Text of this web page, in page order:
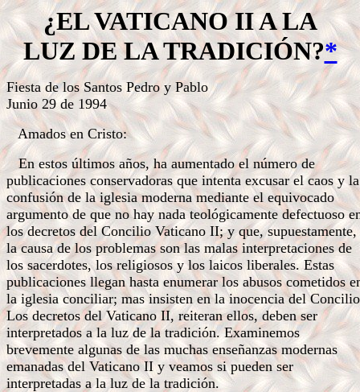
¿EL VATICANO II A LA
LUZDE LA TRADICIÓN?*
Fiesta de los Santos Pedro y Pablo
Junio 29 de 1994
Amados en Cristo:
En estos últimos años, ha aumentado el número de
publicaciones conservadoras que intenta excusar el caos y la
confusión de la iglesia moderna mediante el equivocado
argumento de que no hay nada teológicamente defectuoso
los decretos del Concilio Vaticano II; y que, supuestamente,
la causa de los problemas son las malas interpretaciones de
los sacerdotes, los religiosos y los laicos liberales. Estas
publicaciones llegan hasta enumerar los abusos cometidos
la iglesia conciliar; mas insisten en la inocencia del
Los decretos del Vaticano II, reiteran ellos, deben ser
interpretados a la luz de la tradición. Examinemos
brevemente algunas de las muchas enseñanzas modernas
emanadas del Vaticano II y veamos si pueden ser
interpretadas a la luz de la tradición.